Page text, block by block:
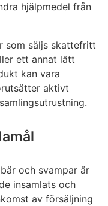
hjälpmedel från
som säljs skattefritt
ett annat lätt
kan vara
aktivt
och svampar är
insamlats och
av försäljning